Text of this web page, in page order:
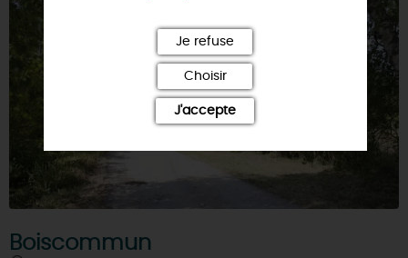
Boiscommun
Je refuse
Choisir
J'accepte